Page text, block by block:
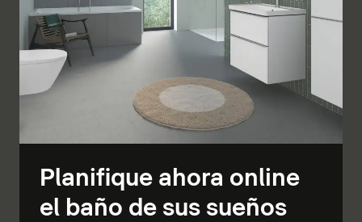
Planifique ahora online
el baño de sus sueños